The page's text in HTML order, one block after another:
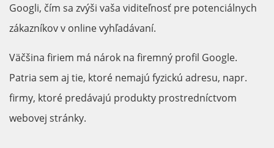
Googli, čím sa zvýši vaša viditeľnosť pre potenciálnych
zákazníkov v online vyhľadávaní.
Väčšina firiem má nárok na firemný profil Google.
Patria sem aj tie, ktoré nemajú fyzickú adresu, napr.
firmy, ktoré predávajú produkty prostredníctvom
webovej stránky.